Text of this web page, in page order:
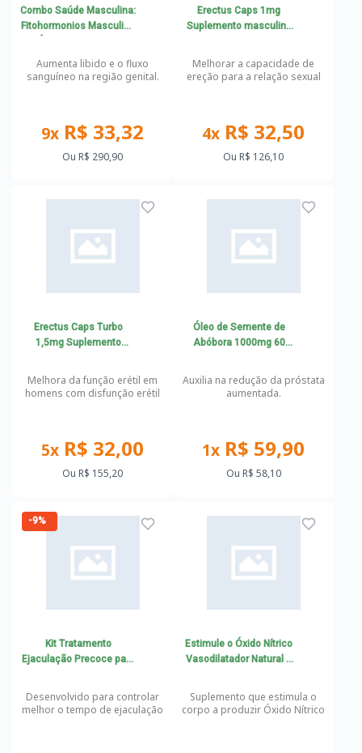
Combo Saúde Masculina:
Fitohormonios Masculino
Anti-Aromatase 90 dias
Aumenta libido e o fluxo
sanguíneo na região genital.
9x R$ 33,32
Ou R$ 290,90
Erectus Caps 1mg
Suplemento masculino
Melhorar a capacidade de
ereção para a relação sexual
4x R$ 32,50
Ou R$ 126,10
Erectus Caps Turbo
1,5mg Suplemento
erétil
Melhora da função erétil em
homens com disfunção erétil
5x R$ 32,00
Ou R$ 155,20
Óleo de Semente de
Abóbora 1000mg 60
Auxilia na redução da próstata
aumentada.
1x R$ 59,90
Ou R$ 58,10
-9%
Kit Tratamento
Ejaculação Precoce para
Desenvolvido para controlar
melhor o tempo de ejaculação
Estimule o Óxido Nítrico
Vasodilatador Natural e
Suplemento que estimula o
corpo a produzir Óxido Nítrico